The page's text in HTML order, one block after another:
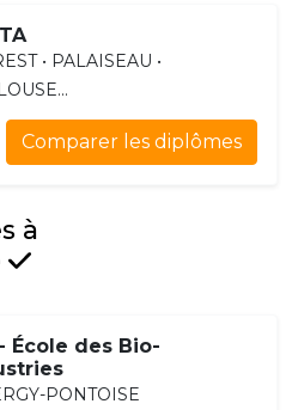
• PALAISEAU •
Comparer les diplômes
à
École des Bio-
PONTOISE